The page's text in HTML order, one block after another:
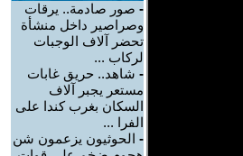
- صور صادمة.. يرقات
وصراصير داخل منشأة
تحضر آلاف الوجبات
لركاب ...
- شاهد.. حريق غابات
مستعر يجبر آلاف
السكان بغرب كندا على
الفرا ...
- الحوثيون يزعمون شن